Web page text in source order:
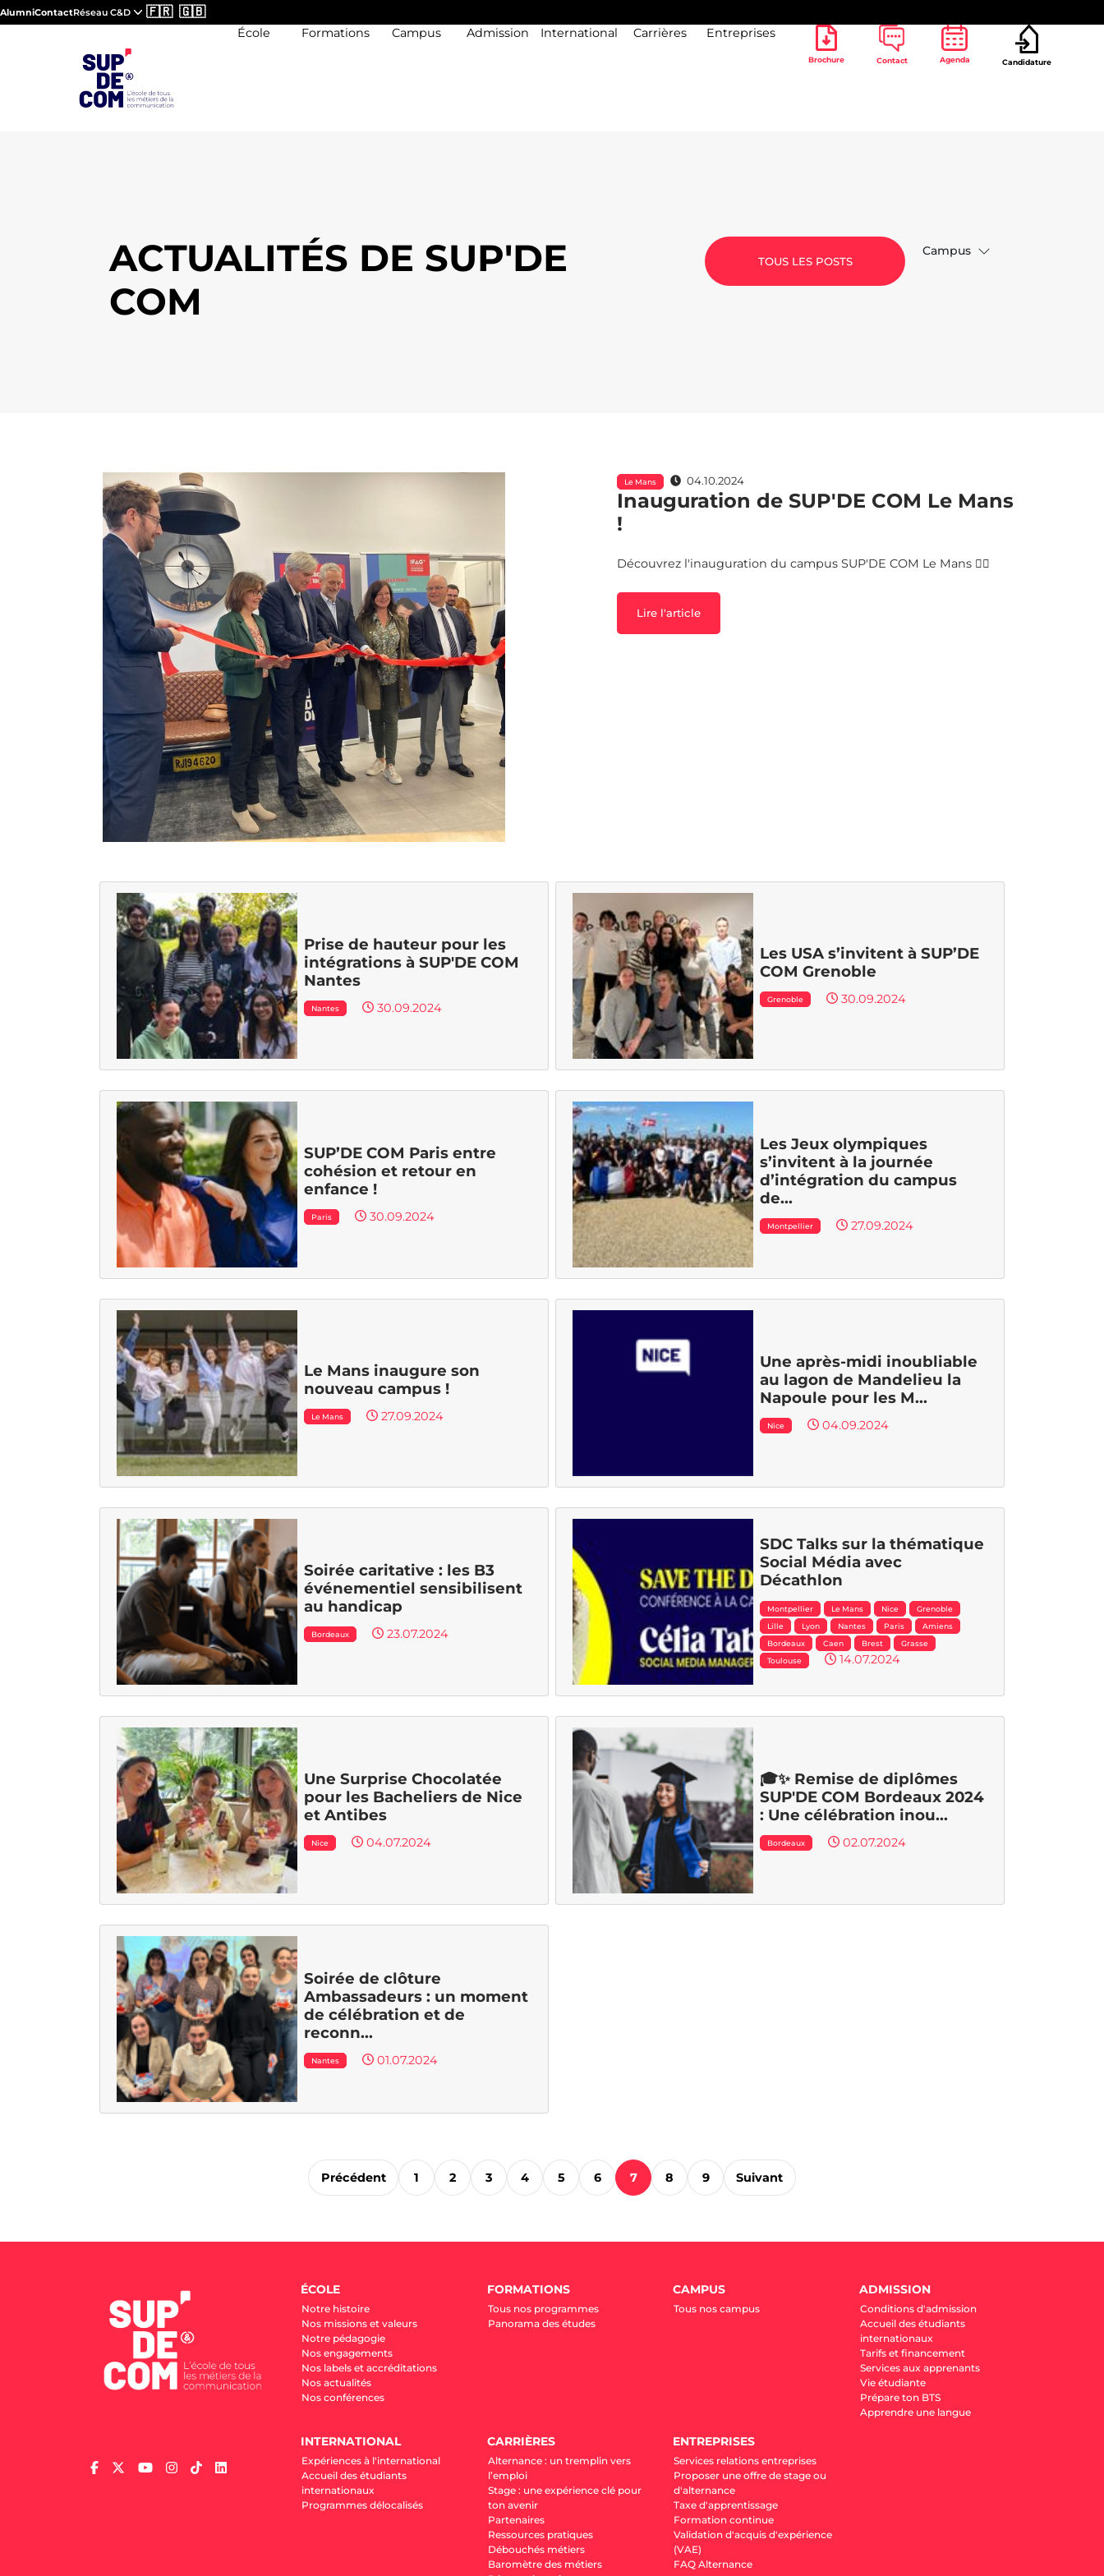
AlumniContactRéseau C&D 🇫🇷 🇬🇧
École Formations Campus Admission International Carrières Entreprises
Brochure Contact Agenda Candidature
ACTUALITÉS DE SUP'DE
COM
TOUS LES POSTS
Campus
Le Mans 04.10.2024
Inauguration de SUP'DE COM Le Mans
!
Découvrez l'inauguration du campus SUP'DE COM Le Mans ✌🏼
Lire l'article
Prise de hauteur pour les
intégrations à SUP'DE COM
Nantes
Nantes 30.09.2024
Les USA s’invitent à SUP’DE
COM Grenoble
Grenoble 30.09.2024
SUP’DE COM Paris entre
cohésion et retour en
enfance !
Paris 30.09.2024
Les Jeux olympiques
s’invitent à la journée
d’intégration du campus
de...
Montpellier 27.09.2024
Le Mans inaugure son
nouveau campus !
Le Mans 27.09.2024
Une après-midi inoubliable
au lagon de Mandelieu la
Napoule pour les M...
Nice 04.09.2024
Soirée caritative : les B3
événementiel sensibilisent
au handicap
Bordeaux 23.07.2024
SDC Talks sur la thématique
Social Média avec
Décathlon
Montpellier Le Mans Nice
Grenoble
Lille
Lyon Nantes Paris
Amiens
Bordeaux
Caen Brest
Grasse
Toulouse
14.07.2024
Une Surprise Chocolatée
pour les Bacheliers de Nice
et Antibes
Nice 04.07.2024
🎓✨ Remise de diplômes
SUP'DE COM Bordeaux 2024
: Une célébration inou...
Bordeaux 02.07.2024
Soirée de clôture
Ambassadeurs : un moment
de célébration et de
reconn...
Nantes 01.07.2024
Précédent 1 2 3 4 5 6 7 8 9 Suivant
ÉCOLE
Notre histoire
Nos missions et valeurs
Notre pédagogie
Nos engagements
Nos labels et accréditations
Nos actualités
Nos conférences
FORMATIONS
Tous nos programmes
Panorama des études
CAMPUS
Tous nos campus
ADMISSION
Conditions d'admission
Accueil des étudiants
internationaux
Tarifs et financement
Services aux apprenants
Vie étudiante
Prépare ton BTS
Apprendre une langue
INTERNATIONAL
Expériences à l'international
Accueil des étudiants
internationaux
Programmes délocalisés
CARRIÈRES
Alternance : un tremplin vers
l’emploi
Stage : une expérience clé pour
ton avenir
Partenaires
Ressources pratiques
Débouchés métiers
Baromètre des métiers
ENTREPRISES
Services relations entreprises
Proposer une offre de stage ou
d'alternance
Taxe d'apprentissage
Formation continue
Validation d'acquis d'expérience
(VAE)
FAQ Alternance